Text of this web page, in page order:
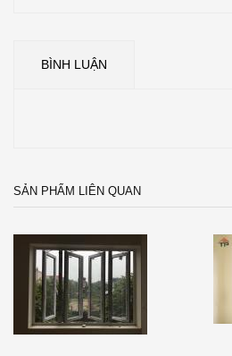
BÌNH LUẬN
SẢN PHẨM LIÊN QUAN